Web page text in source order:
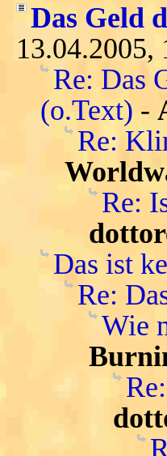
Das Geld
13.04.2005,
Re: Das
(o.Text) -
Re:
Re:
Das ist
Re:
Wie